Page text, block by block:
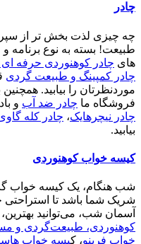
چادر
چه چیزی لذت بخش تر از
طبیعت! بسته به نوع برنامه
های چادر کوهنوردی حرفه
چادر کمپینگ و طبیعت گردی
موردنظرتان را بیابید.
فروشگاه ما چادر ضد آب و
چادر نیچرهایک، چادر کله
بیابید.
کیسه خواب کوهنوردی
شب هنگام، یک کیسه خواب
شریک شما باشد تا استراحتی
آسمان شب، می‌توانید
کوهنوردی، طبیعت‌گردی و
خواب فرینو، کیسه خواب